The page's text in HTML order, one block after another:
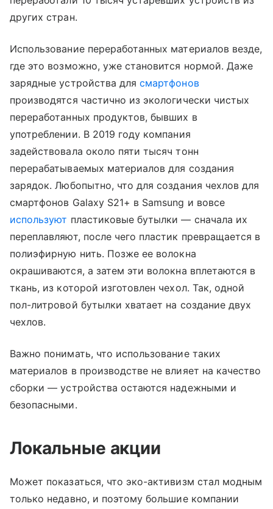
других стран.
Использование переработанных материалов везде,
где это возможно, уже становится нормой. Даже
зарядные устройства длясмартфонов
производятся частично из экологически чистых
переработанных продуктов, бывших в
употреблении. В 2019 году компания
задействовала около пяти тысяч тонн
перерабатываемых материалов для создания
зарядок. Любопытно, что для создания чехлов для
смартфонов Galaxy S21+ в Samsung и вовсе
используют пластиковые бутылки — сначала их
переплавляют, после чего пластик превращается в
полиэфирную нить. Позже ее волокна
окрашиваются, а затем эти волокна вплетаются в
ткань, из которой изготовлен чехол. Так, одной
пол-литровой бутылки хватает на создание двух
чехлов.
Важно понимать, что использование таких
материалов в производстве не влияет на качество
сборки — устройства остаются надежными и
безопасными.
Локальные акции
Может показаться, что эко-активизм стал модным
только недавно, и поэтому большие компании